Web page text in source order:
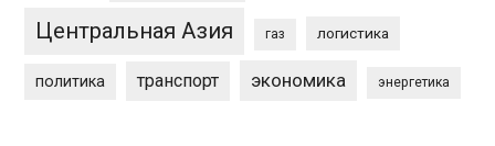
Центральная Азия газ логистика
политика транспорт экономика энергетика